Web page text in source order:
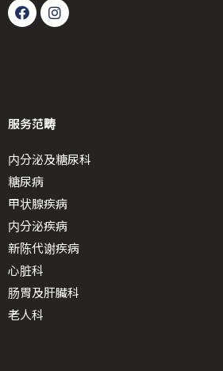
服务范畴
内分泌及糖尿科
糖尿病
甲状腺疾病
内分泌疾病
新陈代谢疾病
心脏科
肠胃及肝臟科
老人科